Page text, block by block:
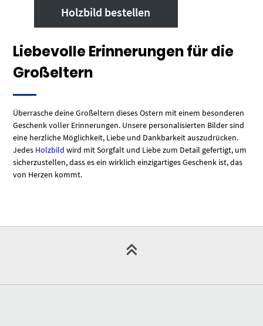
Holzbild bestellen
Liebevolle Erinnerungen für die
Großeltern
Überrasche deine Großeltern dieses Ostern mit einem besonderen
Geschenk voller Erinnerungen. Unsere personalisierten Bilder sind
eine herzliche Möglichkeit, Liebe und Dankbarkeit auszudrücken.
Jedes Holzbild wird mit Sorgfalt und Liebe zum Detail gefertigt, um
sicherzustellen, dass es ein wirklich einzigartiges Geschenk ist, das
von Herzen kommt.